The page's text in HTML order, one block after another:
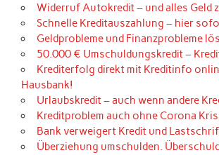
Widerruf Autokredit – und alles Geld
Schnelle Kreditauszahlung – hier
Geldprobleme und Finanzprobleme
50.000 € Umschuldungskredit –
Krediterfolg direkt mit Kreditinfo
Hausbank!
Urlaubskredit – auch wenn andere
Kreditproblem auch ohne Corona
Bank verweigert Kredit und
Überziehung umschulden.